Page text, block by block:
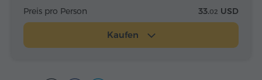
Preis pro Person 33.02 USD
Kaufen